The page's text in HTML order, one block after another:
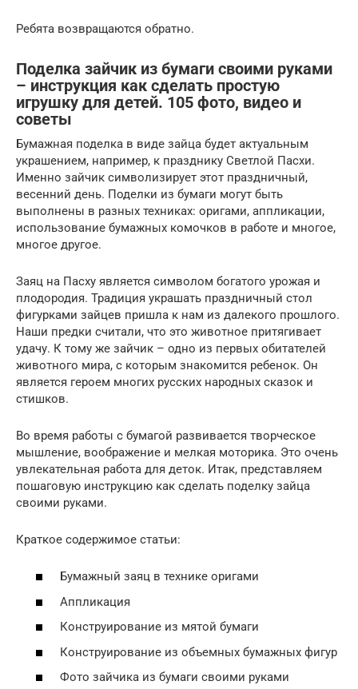
Ребята возвращаются обратно.
Поделка зайчик из бумаги своими руками
– инструкция как сделать простую
игрушку для детей. 105 фото, видео и
советы
Бумажная поделка в виде зайца будет актуальным
украшением, например, к празднику Светлой Пасхи.
Именно зайчик символизирует этот праздничный,
весенний день. Поделки из бумаги могут быть
выполнены в разных техниках: оригами, аппликации,
использование бумажных комочков в работе и многое,
многое другое.
Заяц на Пасху является символом богатого урожая и
плодородия. Традиция украшать праздничный стол
фигурками зайцев пришла к нам из далекого прошлого.
Наши предки считали, что это животное притягивает
удачу. К тому же зайчик – одно из первых обитателей
животного мира, с которым знакомится ребенок. Он
является героем многих русских народных сказок и
стишков.
Во время работы с бумагой развивается творческое
мышление, воображение и мелкая моторика. Это очень
увлекательная работа для деток. Итак, представляем
пошаговую инструкцию как сделать поделку зайца
своими руками.
Краткое содержимое статьи:
Бумажный заяц в технике оригами
Аппликация
Конструирование из мятой бумаги
Конструирование из объемных бумажных фигур
Фото зайчика из бумаги своими руками